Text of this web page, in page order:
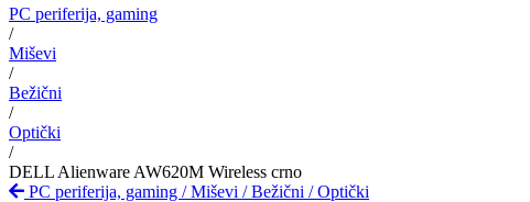
PC periferija, gaming
/
Miševi
/
Bežični
/
Optički
/
DELL Alienware AW620M Wireless crno
PC periferija, gaming /Miševi /Bežični /Optički